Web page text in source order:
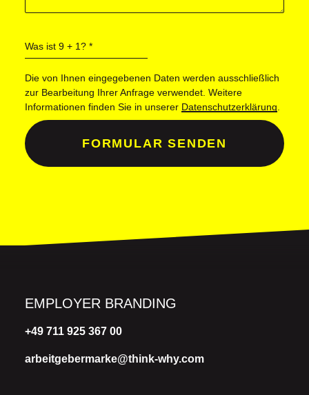
Was ist 9 + 1? *
Die von Ihnen eingegebenen Daten werden ausschließlich
zur Bearbeitung Ihrer Anfrage verwendet. Weitere
Informationen finden Sie in unserer Datenschutzerklärung
FORMULAR SENDEN
EMPLOYER BRANDING
+49 711 925 367 00
arbeitgebermarke@think-why.com